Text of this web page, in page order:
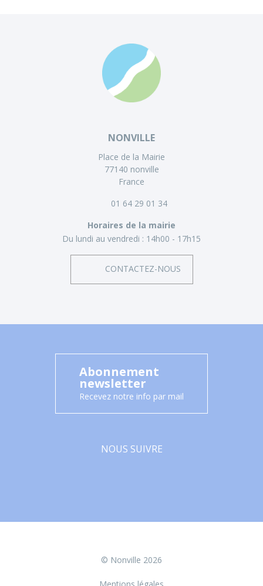
NONVILLE
Place de la Mairie
77140 nonville
France
01 64 29 01 34
Horaires de la mairie
Du lundi au vendredi : 14h00 - 17h15
CONTACTEZ-NOUS
Abonnement
newsletter
Recevez notre info par mail
NOUS SUIVRE
© Nonville 2026
Mentions légales